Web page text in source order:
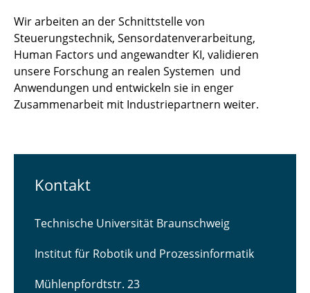
Wir arbeiten an der Schnittstelle von
Steuerungstechnik, Sensordatenverarbeitung,
Human Factors und angewandter KI, validieren
unsere Forschung an realen Systemen und
Anwendungen und entwickeln sie in enger
Zusammenarbeit mit Industriepartnern weiter.
Kontakt
Technische Universität Braunschweig
Institut für Robotik und Prozessinformatik
Mühlenpfordtstr. 23